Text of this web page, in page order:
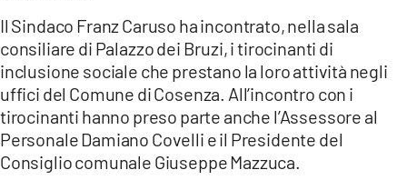
LACTV.IT
LACONAIR.IT
LACITYMAG.IT
ILREGGINO.IT
COSENZACHANNEL.IT
Il Sindaco Franz Caruso ha incontrato, nella sala
consiliare di Palazzo dei Bruzi, i tirocinanti di
inclusione sociale che prestano la loro attività negli
uffici del Comune di Cosenza. All’incontro con i
tirocinanti hanno preso parte anche l’Assessore al
Personale Damiano Covelli e il Presidente del
Consiglio comunale Giuseppe Mazzuca.